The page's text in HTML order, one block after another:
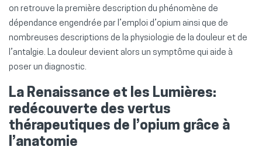
on retrouve la première description du phénomène de
dépendance engendrée par l’emploi d’opium ainsi que de
nombreuses descriptions de la physiologie de la douleur et de
l’antalgie. La douleur devient alors un symptôme qui aide à
poser un diagnostic.
La Renaissance et les Lumières:
redécouverte des vertus
thérapeutiques de l’opium grâce à
l’anatomie